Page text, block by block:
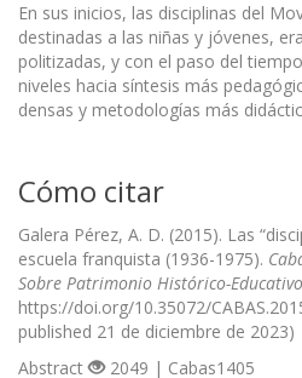
En sus inicios, las disciplinas del
destinadas a las niñas y jóvenes,
politizadas, y con el paso del
niveles hacia síntesis más
densas y metodologías más
Cómo citar
Galera Pérez, A. D. (2015). Las
escuela franquista (1936-1975).
Sobre Patrimonio Histórico-Educativo
https://doi.org/10.35072/
published 21 de diciembre de 2023)
Abstract
2049 | Cabas1405